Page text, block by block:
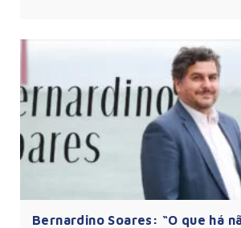
Bernardino Soares: “O que há